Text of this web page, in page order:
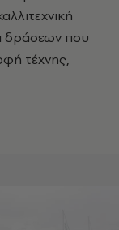
δράσεων που
τέχνης,